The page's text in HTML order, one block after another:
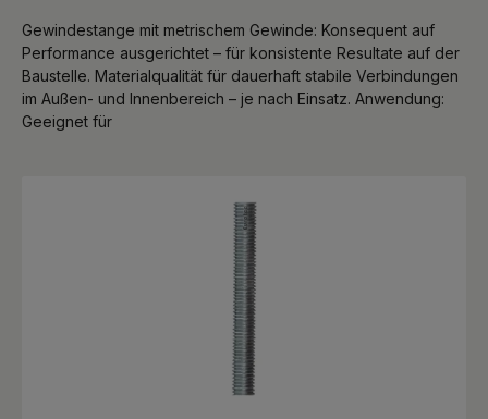
Gewindestange mit metrischem Gewinde: Konsequent auf
Performance ausgerichtet – für konsistente Resultate auf der
Baustelle. Materialqualität für dauerhaft stabile Verbindungen
im Außen- und Innenbereich – je nach Einsatz. Anwendung:
Geeignet für